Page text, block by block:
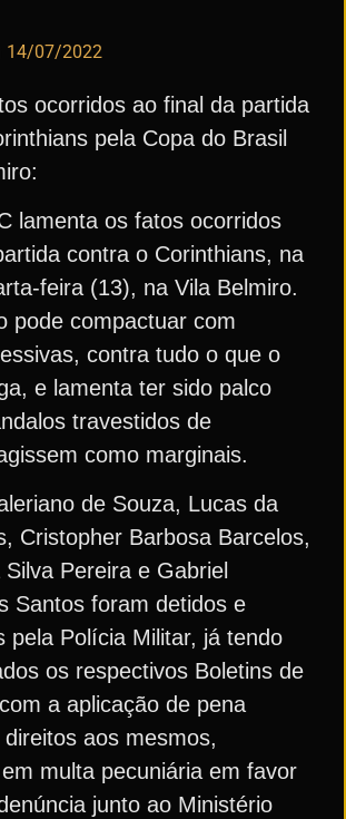
14/07/2022
ocorridos ao final da partida
pela Copa do Brasil
lamenta os fatos ocorridos
contra o Corinthians, na
feira (13), na Vila Belmiro.
pode compactuar com
contra tudo o que o
e lamenta ter sido palco
travestidos de
como marginais.
de Souza, Lucas da
Cristopher Barbosa Barcelos,
Pereira e Gabriel
Santos foram detidos e
pela Polícia Militar, já tendo
os respectivos Boletins de
a aplicação de pena
aos mesmos,
multa pecuniária em favor
junto ao Ministério